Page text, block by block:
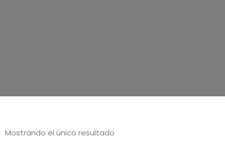
Mostrando el único resultado